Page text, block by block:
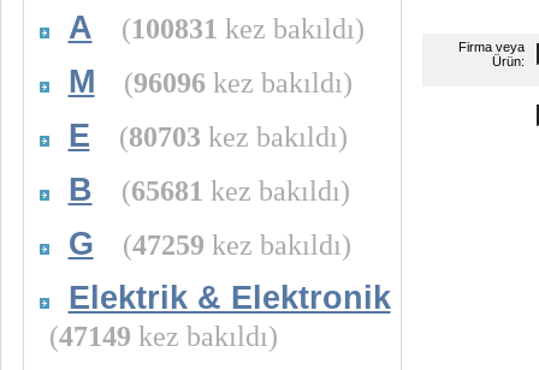
A (100831 kez bakıldı)
M (96096 kez bakıldı)
E (80703 kez bakıldı)
B (65681 kez bakıldı)
G (47259 kez bakıldı)
Elektrik & Elektronik
(47149 kez bakıldı)
Firma veya
Ürün: